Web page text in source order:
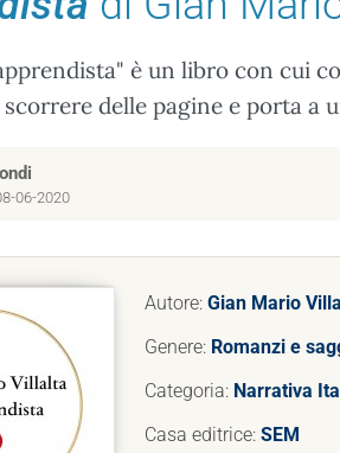
è un libro con cui
delle pagine e porta a
06-2020
Autore: Gian Mario
Genere: Romanzi e
Categoria: Narrativa
Casa editrice: SEM